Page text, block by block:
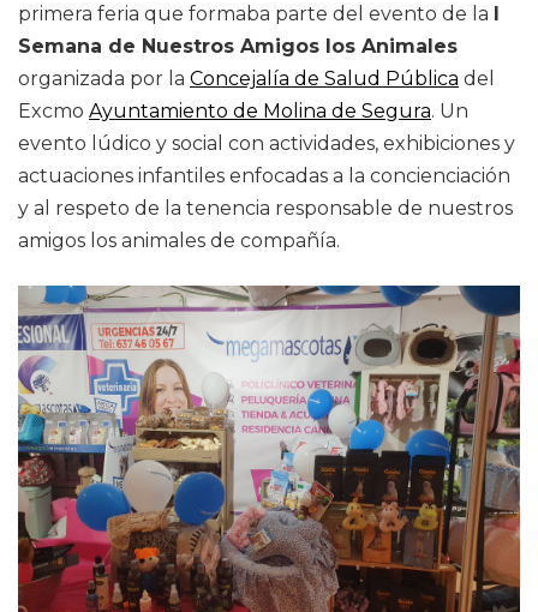
primera feria que formaba parte del evento de la I
Semana de Nuestros Amigos los Animales
organizada por la Concejalía de Salud Pública del
Excmo Ayuntamiento de Molina de Segura. Un
evento lúdico y social con actividades, exhibiciones y
actuaciones infantiles enfocadas a la concienciación
y al respeto de la tenencia responsable de nuestros
amigos los animales de compañía.